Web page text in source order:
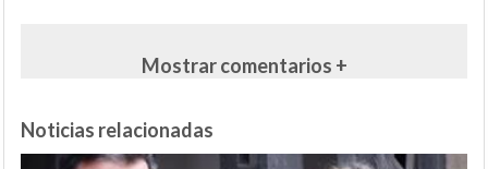
Mostrar comentarios +
Noticias relacionadas